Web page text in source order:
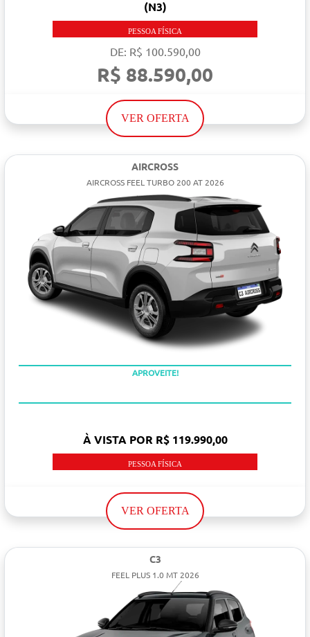
(N3)
PESSOA FÍSICA
DE: R$ 100.590,00
R$ 88.590,00
VER OFERTA
AIRCROSS
AIRCROSS FEEL TURBO 200 AT 2026
APROVEITE!
À VISTA POR R$ 119.990,00
PESSOA FÍSICA
VER OFERTA
C3
FEEL PLUS 1.0 MT 2026